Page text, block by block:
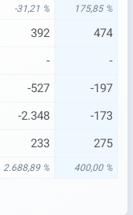
-31,21 % 175,85 %
392
474
-
-
-527
-197
-2.348
-173
233 275
2.688,89 % 400,00 %